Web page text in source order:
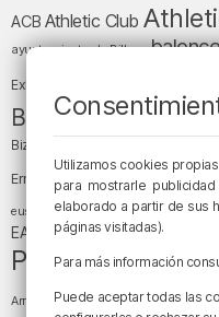
ACB Athletic Club
ayuntamiento de Bilbao
Exhibition Center)
Bizkaia y sus
Bizkaia
Diócesis de
Ernesto Valverde Ertzaintza
euskera fiestas fútbol
EA Sports Liga Endesa
Política religión San
Arriaga tiempotiempo
Utilizamos cookies
para mostrarle
elaborado a partir de sus
páginas visitadas).
Para más información
Puede aceptar todas las